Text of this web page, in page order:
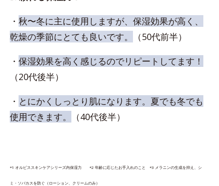
・ 秋〜冬に主に使用しますが、保湿効果が高く、
乾燥の季節にとても良いです。
（50代前半）
・ 保湿効果を高く感じるのでリピートしてます！
（20代後半）
・ とにかくしっとり肌になります。夏でも冬でも
使用できます。
（40代後半）
*1 オルビススキンケアシリーズ内保湿力 *2 年齢に応じたお手入れのこと *3 メラニンの生成を抑え、シ
ミ・ソバカスを防ぐ（ローション、クリームのみ）